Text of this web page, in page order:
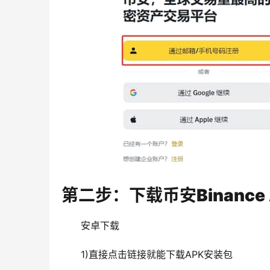
第二步：下载币安Binance
安卓下载
1)直接点击链接就能下载APK安装包